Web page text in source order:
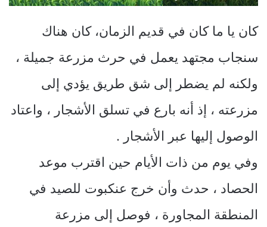
كان يا ما كان في قديم الزمان، كان هناك
سنجاب مجتهد يعمل في حرث مزرعة جميلة ،
ولكنه لم يضطر إلى شق طريق يؤدي إلى
مزرعته ، إذ أنه بارع في تسلق الأشجار ، واعتاد
الوصول إليها عبر الأشجار .
وفي يوم من ذات الأيام حين اقترب موعد
الحصاد ، حدث وأن خرج عنكبوت للصيد في
المنطقة المجاورة ، فوصل إلى مزرعة